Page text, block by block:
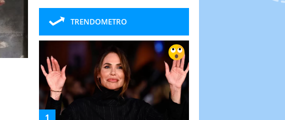
TRENDOMETRO